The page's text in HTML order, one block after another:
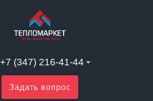
+7 (347) 216-41-44
Задать вопрос